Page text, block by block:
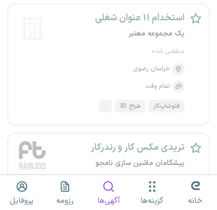
استخدام ۱۱ عنوان شغلی
یک مجموعه معتبر
منقضی شده
خراسان رضوی
تمام وقت
فتوشاپ‌کار طراح 3D ...
تریدی مکس کار و رندرکار
پیشگامان ماشین سازی نامجو
منقضی شده
خراسان رضوی
مشهد خانه گزینه‌ها آگهی‌ها رزومه پروفایل